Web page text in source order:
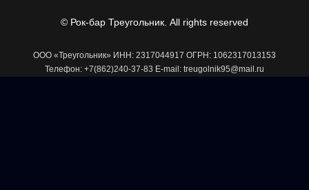
© Рок-бар Треугольник. All rights reserved
ООО «Треугольник» ИНН: 2317044917 ОГРН: 1062317013153
Телефон: +7(862)240-37-83 E-mail: treugolnik95@mail.ru